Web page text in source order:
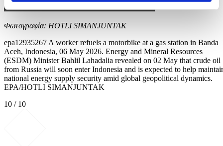
Φωτογραφία: HOTLI SIMANJUNTAK
epa12935267 A worker refuels a motorbike at a gas station in Banda
Aceh, Indonesia, 06 May 2026. Energy and Mineral Resources
(ESDM) Minister Bahlil Lahadalia revealed on 02 May that crude oil
from Russia will soon enter Indonesia and is expected to help
national energy supply security amid global geopolitical dynamics.
EPA/HOTLI SIMANJUNTAK
10 / 10